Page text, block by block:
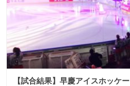
【試合結果】早慶アイスホッケー